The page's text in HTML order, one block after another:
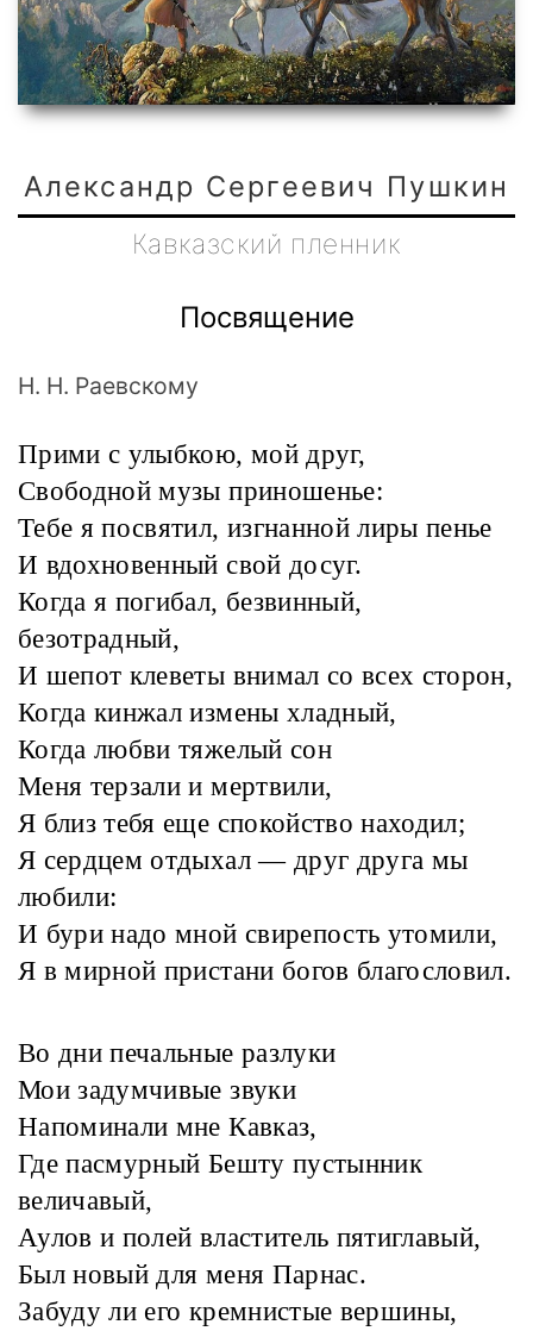
Александр Сергеевич Пушкин
Кавказский пленник
Посвящение
Н. Н. Раевскому
Прими с улыбкою, мой друг,
Свободной музы приношенье:
Тебе я посвятил, изгнанной лиры пенье
И вдохновенный свой досуг.
Когда я погибал, безвинный,
безотрадный,
И шепот клеветы внимал со всех сторон,
Когда кинжал измены хладный,
Когда любви тяжелый сон
Меня терзали и мертвили,
Я близ тебя еще спокойство находил;
Я сердцем отдыхал — друг друга мы
любили:
И бури надо мной свирепость утомили,
Я в мирной пристани богов благословил.
Во дни печальные разлуки
Мои задумчивые звуки
Напоминали мне Кавказ,
Где пасмурный Бешту пустынник
величавый,
Аулов и полей властитель пятиглавый,
Был новый для меня Парнас.
Забуду ли его кремнистые вершины,